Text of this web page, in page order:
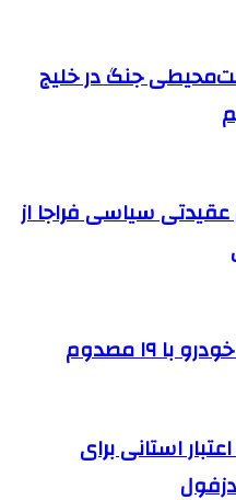
جنگ در خلیج
عقیدتی سیاسی فراجا از
ریال اعتبار استانی برای